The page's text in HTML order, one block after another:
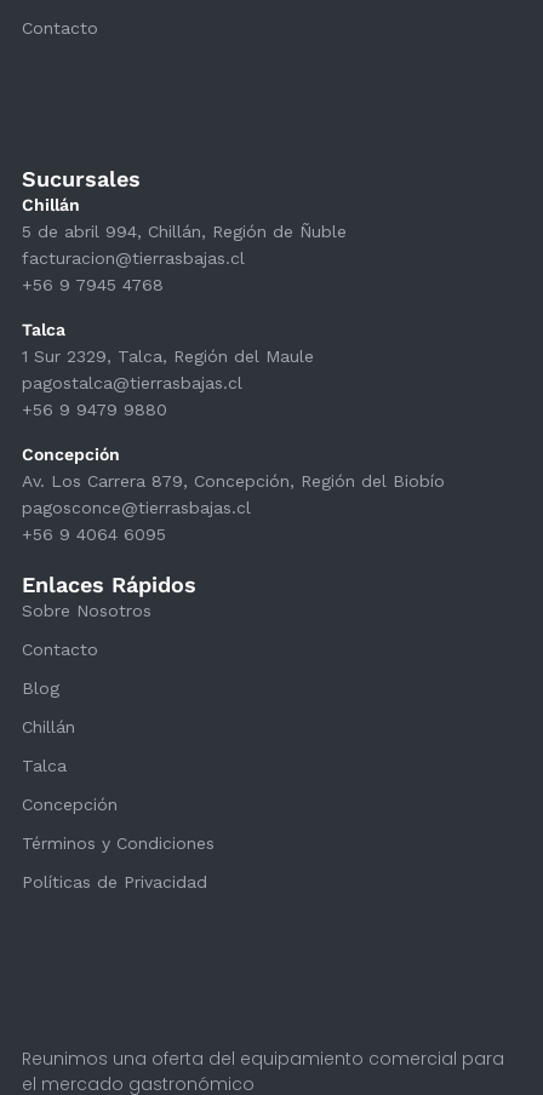
Reunimos una oferta del equipamiento comercial para
el mercado gastronómico
Sucursales
Chillán
5 de abril 994, Chillán, Región de Ñuble
facturacion@tierrasbajas.cl
+56 9 7945 4768
Talca
1 Sur 2329, Talca, Región del Maule
pagostalca@tierrasbajas.cl
+56 9 9479 9880
Concepción
Av. Los Carrera 879, Concepción, Región del Biobío
pagosconce@tierrasbajas.cl
+56 9 4064 6095
Enlaces Rápidos
Sobre Nosotros
Contacto
Blog
Chillán
Talca
Concepción
Términos y Condiciones
Políticas de Privacidad
Contacto